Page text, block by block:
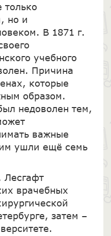
но и
В 1871 г.
учебного
Причина
которые
образом.
недоволен тем,
важные
ушли ещё семь
Лесгафт
врачебных
затем –